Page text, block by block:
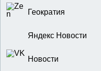
Геократия
Яндекс Новости
Новости